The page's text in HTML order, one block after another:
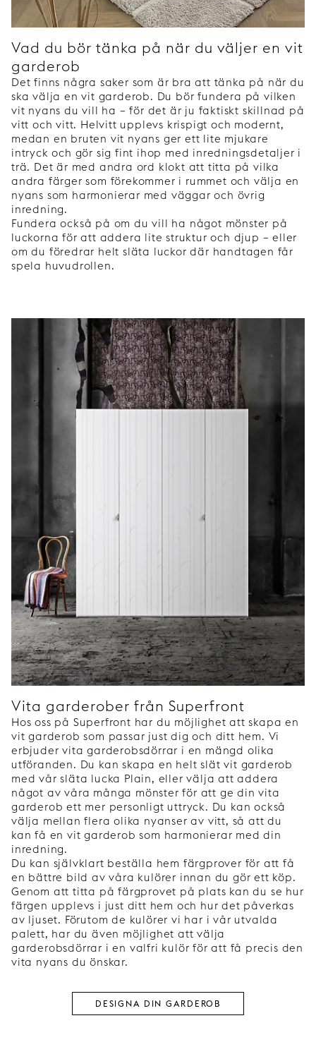
Vad du bör tänka på när du väljer en vit
garderob
Det finns några saker som är bra att tänka på när du
ska välja en vit garderob. Du bör fundera på vilken
vit nyans du vill ha – för det är ju faktiskt skillnad på
vitt och vitt. Helvitt upplevs krispigt och modernt,
medan en bruten vit nyans ger ett lite mjukare
intryck och gör sig fint ihop med inredningsdetaljer i
trä. Det är med andra ord klokt att titta på vilka
andra färger som förekommer i rummet och välja en
nyans som harmonierar med väggar och övrig
inredning.
Fundera också på om du vill ha något mönster på
luckorna för att addera lite struktur och djup – eller
om du föredrar helt släta luckor där handtagen får
spela huvudrollen.
Vita garderober från Superfront
Hos oss på Superfront har du möjlighet att skapa en
vit garderob som passar just dig och ditt hem. Vi
erbjuder vita garderobsdörrar i en mängd olika
utföranden. Du kan skapa en helt slät vit garderob
med vår släta lucka Plain, eller välja att addera
något av våra många mönster för att ge din vita
garderob ett mer personligt uttryck. Du kan också
välja mellan flera olika nyanser av vitt, så att du
kan få en vit garderob som harmonierar med din
inredning.
Du kan självklart beställa hem färgprover för att få
en bättre bild av våra kulörer innan du gör ett köp.
Genom att titta på färgprovet på plats kan du se hur
färgen upplevs i just ditt hem och hur det påverkas
av ljuset. Förutom de kulörer vi har i vår utvalda
palett, har du även möjlighet att välja
garderobsdörrar i en valfri kulör för att få precis den
vita nyans du önskar.
DESIGNA DIN GARDEROB